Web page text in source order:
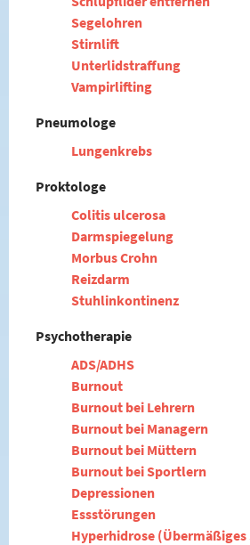
Segelohren
Stirnlift
Unterlidstraffung
Vampirlifting
Pneumologe
Lungenkrebs
Proktologe
Colitis ulcerosa
Darmspiegelung
Morbus Crohn
Reizdarm
Stuhlinkontinenz
Psychotherapie
ADS/ADHS
Burnout
Burnout bei Lehrern
Burnout bei Managern
Burnout bei Müttern
Burnout bei Sportlern
Depressionen
Essstörungen
Hyperhidrose (Übermäßiges